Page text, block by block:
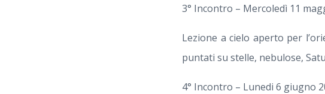
3° Incontro – Mercoledì 11
Lezione a cielo aperto per
puntati su stelle, nebulose,
4° Incontro – Lunedi 6 giugno